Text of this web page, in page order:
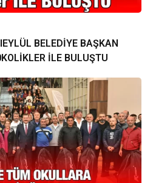
BELEDİYE BAŞKAN
İLE BULUŞTU